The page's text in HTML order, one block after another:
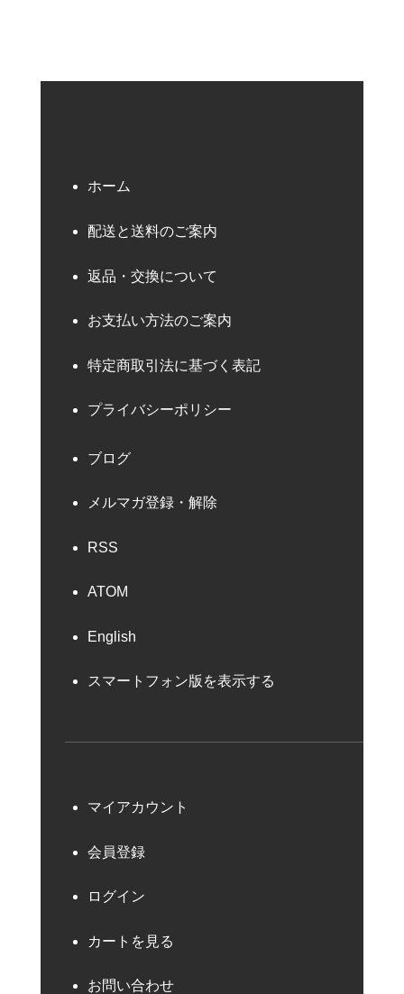
ホーム
配送と送料のご案内
返品・交換について
お支払い方法のご案内
特定商取引法に基づく表記
プライバシーポリシー
ブログ
メルマガ登録・解除
RSS
ATOM
English
スマートフォン版を表示する
マイアカウント
会員登録
ログイン
カートを見る
お問い合わせ